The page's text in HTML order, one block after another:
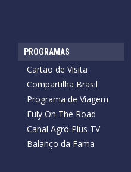
PROGRAMAS
Cartão de Visita
Compartilha Brasil
Programa de Viagem
Fuly On The Road
Canal Agro Plus TV
Balanço da Fama